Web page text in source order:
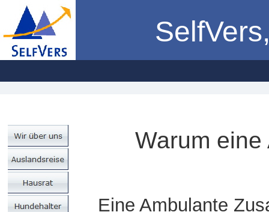
Warum
Eine Ambulante